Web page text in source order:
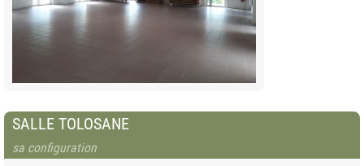
SALLE TOLOSANE
sa configuration